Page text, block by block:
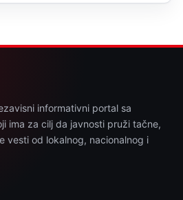
informativni portal sa
ima za cilj da javnosti pruži tačne,
vesti od lokalnog, nacionalnog i